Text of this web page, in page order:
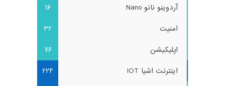
آردوینو نانو Nano
16
امنیت
32
اپلیکیشن
76
اینترنت اشیا IOT
224